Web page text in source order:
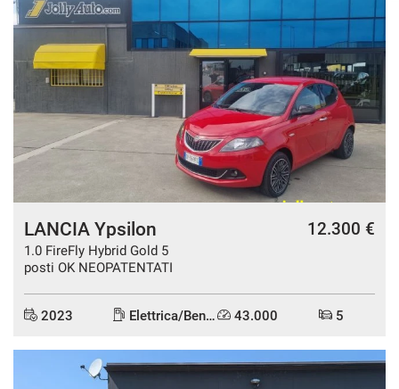
LANCIA Ypsilon
1.0 FireFly Hybrid Gold 5
posti OK NEOPATENTATI
12.300 €
2023 Elettrica/Benzina 43.000 5
DISPONIBILE